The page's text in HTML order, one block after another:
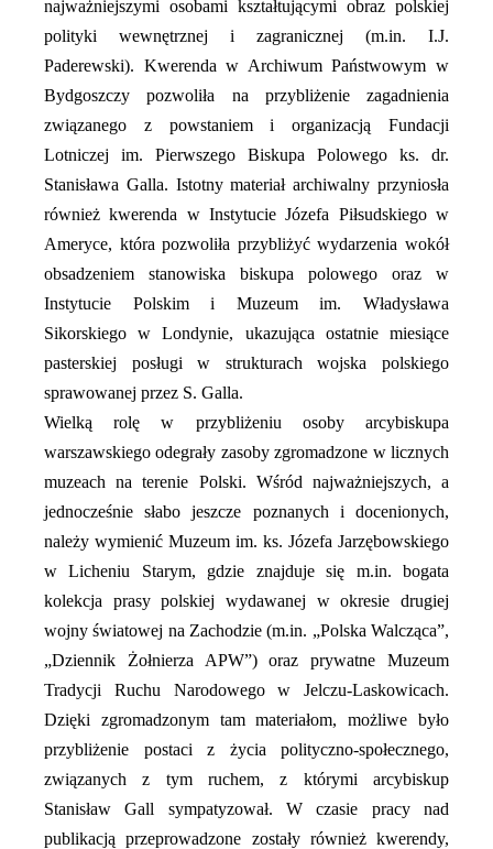
najważniejszymi osobami kształtującymi obraz polskiej
polityki wewnętrznej i zagranicznej (m.in. I.J.
Paderewski). Kwerenda w Archiwum Państwowym w
Bydgoszczy pozwoliła na przybliżenie zagadnienia
związanego z powstaniem i organizacją Fundacji
Lotniczej im. Pierwszego Biskupa Polowego ks. dr.
Stanisława Galla. Istotny materiał archiwalny przyniosła
również kwerenda w Instytucie Józefa Piłsudskiego w
Ameryce, która pozwoliła przybliżyć wydarzenia wokół
obsadzeniem stanowiska biskupa polowego oraz w
Instytucie Polskim i Muzeum im. Władysława
Sikorskiego w Londynie, ukazująca ostatnie miesiące
pasterskiej posługi w strukturach wojska polskiego
sprawowanej przez S. Galla.
Wielką rolę w przybliżeniu osoby arcybiskupa
warszawskiego odegrały zasoby zgromadzone w licznych
muzeach na terenie Polski. Wśród najważniejszych, a
jednocześnie słabo jeszcze poznanych i docenionych,
należy wymienić Muzeum im. ks. Józefa Jarzębowskiego
w Licheniu Starym, gdzie znajduje się m.in. bogata
kolekcja prasy polskiej wydawanej w okresie drugiej
wojny światowej na Zachodzie (m.in. „Polska Walcząca”,
„Dziennik Żołnierza APW”) oraz prywatne Muzeum
Tradycji Ruchu Narodowego w Jelczu-Laskowicach.
Dzięki zgromadzonym tam materiałom, możliwe było
przybliżenie postaci z życia polityczno-społecznego,
związanych z tym ruchem, z którymi arcybiskup
Stanisław Gall sympatyzował. W czasie pracy nad
publikacją przeprowadzone zostały również kwerendy,